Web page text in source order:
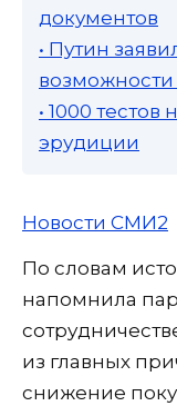
документов
• Путин
возможности
• 1000
эрудиции
Новости СМИ2
По словам
напомнила
из главных
снижение